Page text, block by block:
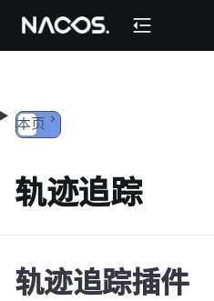
跳转到内容
本页
轨迹追踪
轨迹追踪插件